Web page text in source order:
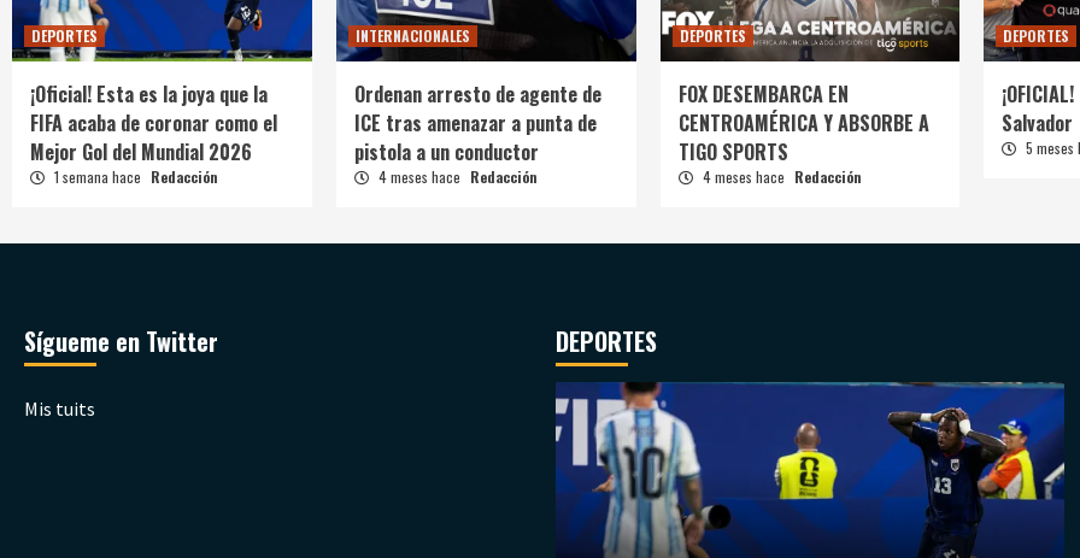
DEPORTES
¡Oficial! Esta es la joya que la
FIFA acaba de coronar como el
Mejor Gol del Mundial 2026
1 semana hace Redacción
INTERNACIONALES
Ordenan arresto de agente de
ICE tras amenazar a punta de
pistola a un conductor
4 meses hace Redacción
DEPORTES
FOX DESEMBARCA EN
CENTROAMÉRICA Y ABSORBE A
TIGO SPORTS
4 meses hace Redacción
DEPORTES
Salvador
5
Sígueme en Twitter
Mis tuits
DEPORTES